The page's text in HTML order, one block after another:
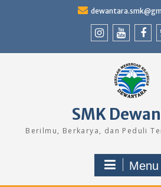
SMK
Berilmu, Berkarya, dan Peduli
Menu